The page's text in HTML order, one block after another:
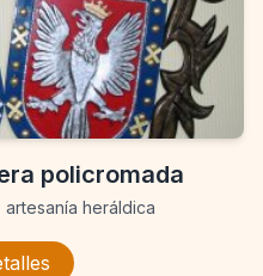
policromada
heráldica